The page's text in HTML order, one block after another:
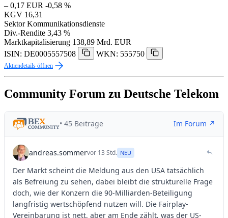
– 0,17 EUR -0,58 %
KGV 16,31
Sektor Kommunikationsdienste
Div.-Rendite 3,43 %
Marktkapitalisierung 138,89 Mrd. EUR
ISIN: DE0005557508
WKN: 555750
Aktiendetails öffnen
Community Forum zu Deutsche Telekom